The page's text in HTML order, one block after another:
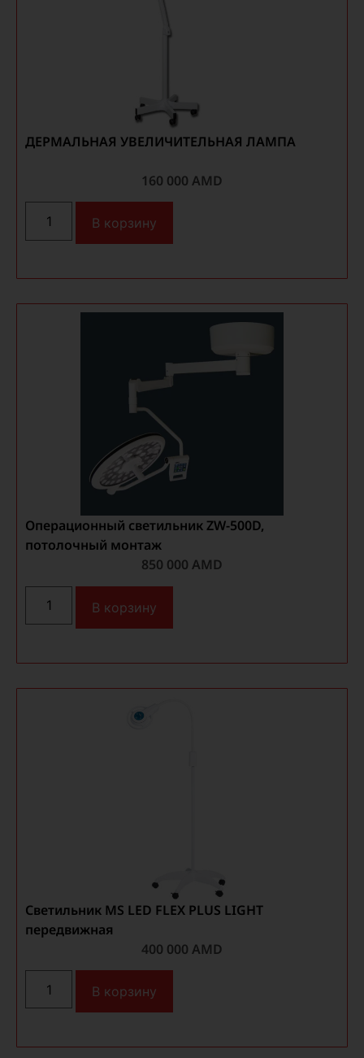
ДЕРМАЛЬНАЯ УВЕЛИЧИТЕЛЬНАЯ ЛАМПА
160 000 AMD
В корзину
Операционный светильник ZW-500D,
потолочный монтаж
850 000 AMD
В корзину
Светильник MS LED FLEX PLUS LIGHT
передвижная
400 000 AMD
В корзину